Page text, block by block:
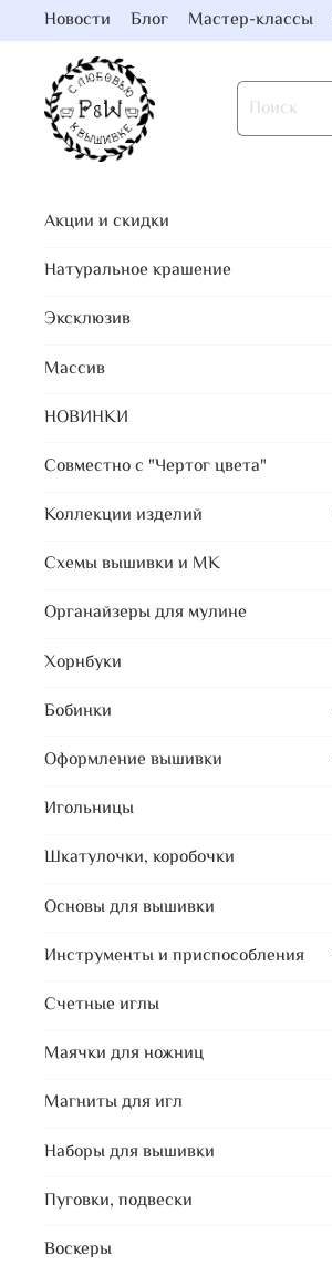
Новости Блог Мастер-классы
Акции и скидки
Натуральное крашение
Эксклюзив
Массив
НОВИНКИ
Совместно с "Чертог цвета"
Коллекции изделий
Схемы вышивки и МК
Органайзеры для мулине
Хорнбуки
Бобинки
Оформление вышивки
Игольницы
Шкатулочки, коробочки
Основы для вышивки
Инструменты и приспособления
Счетные иглы
Маячки для ножниц
Магниты для игл
Наборы для вышивки
Пуговки, подвески
Воскеры